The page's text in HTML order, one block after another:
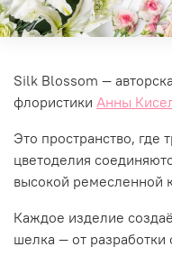
Silk Blossom —
флористики Анны
Это пространство, где
цветоделия
высокой ремесленной
Каждое изделие
шелка — от